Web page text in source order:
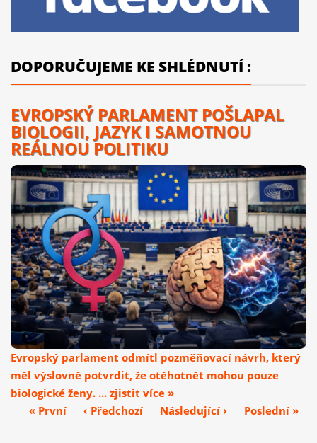
DOPORUČUJEME KE SHLÉDNUTÍ :
EVROPSKÝ PARLAMENT POŠLAPAL
BIOLOGII, JAZYK I SAMOTNOU
REÁLNOU POLITIKU
Evropský parlament odmítl pozměňovací návrh, který
měl výslovně potvrdit, že otěhotnět mohou pouze
biologické ženy. ... zjistit více »
« První
‹ Předchozí Následující › Poslední »